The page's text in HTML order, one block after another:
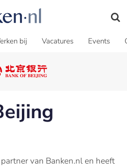
bij Vacatures Events
van Banken.nl en heeft